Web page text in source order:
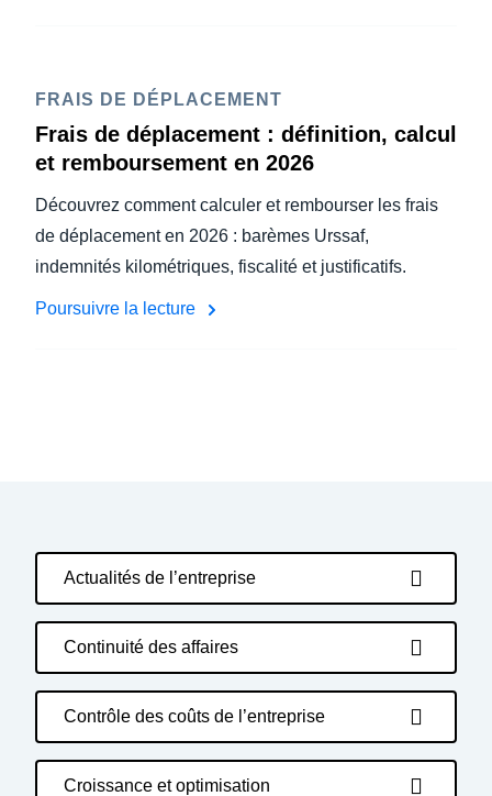
FRAIS DE DÉPLACEMENT
Frais de déplacement : définition, calcul
et remboursement en 2026
Découvrez comment calculer et rembourser les frais
de déplacement en 2026 : barèmes Urssaf,
indemnités kilométriques, fiscalité et justificatifs.
Poursuivre la lecture
Actualités de l’entreprise
Continuité des affaires
Contrôle des coûts de l’entreprise
Croissance et optimisation